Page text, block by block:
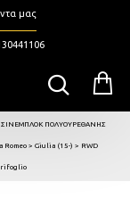
μας
ΣΙΝΕΜΠΛΟΚ ΠΟΛΥΟΥΡΕΘΑΝΗΣ
Romeo > Giulia (15-) > RWD